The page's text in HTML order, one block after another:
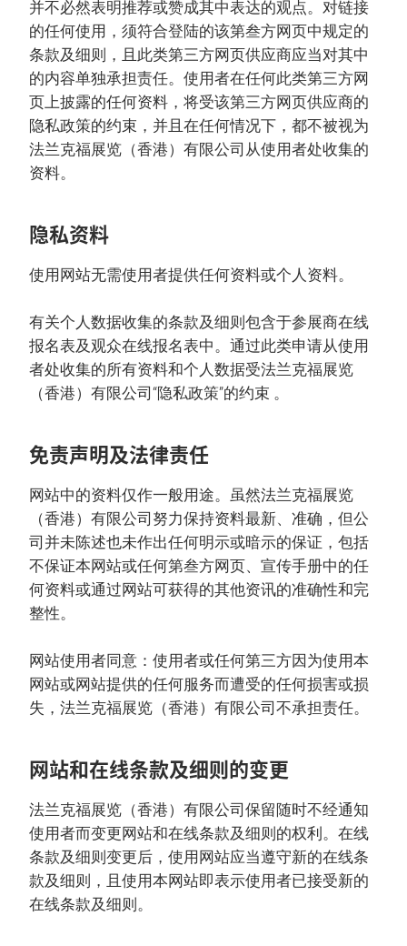
并不必然表明推荐或赞成其中表达的观点。对链接
的任何使用，须符合登陆的该第叁方网页中规定的
条款及细则，且此类第三方网页供应商应当对其中
的内容单独承担责任。使用者在任何此类第三方网
页上披露的任何资料，将受该第三方网页供应商的
隐私政策的约束，并且在任何情况下，都不被视为
法兰克福展览（香港）有限公司从使用者处收集的
资料。
隐私资料
使用网站无需使用者提供任何资料或个人资料。
有关个人数据收集的条款及细则包含于参展商在线
报名表及观众在线报名表中。通过此类申请从使用
者处收集的所有资料和个人数据受法兰克福展览
（香港）有限公司“隐私政策”的约束 。
免责声明及法律责任
网站中的资料仅作一般用途。虽然法兰克福展览
（香港）有限公司努力保持资料最新、准确，但公
司并未陈述也未作出任何明示或暗示的保证，包括
不保证本网站或任何第叁方网页、宣传手册中的任
何资料或通过网站可获得的其他资讯的准确性和完
整性。
网站使用者同意：使用者或任何第三方因为使用本
网站或网站提供的任何服务而遭受的任何损害或损
失，法兰克福展览（香港）有限公司不承担责任。
网站和在线条款及细则的变更
法兰克福展览（香港）有限公司保留随时不经通知
使用者而变更网站和在线条款及细则的权利。在线
条款及细则变更后，使用网站应当遵守新的在线条
款及细则，且使用本网站即表示使用者已接受新的
在线条款及细则。